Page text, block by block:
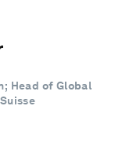
Head of Global